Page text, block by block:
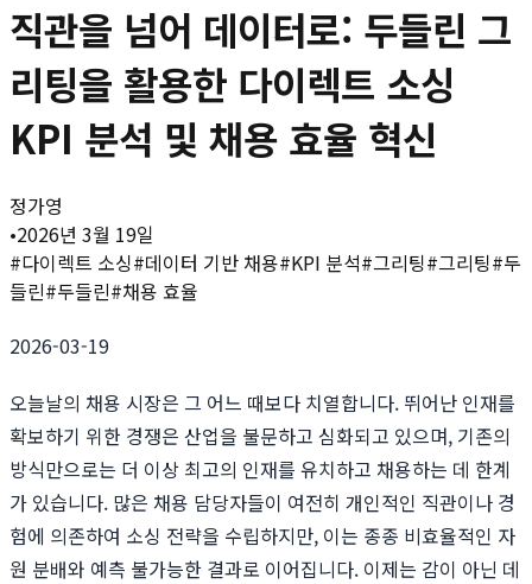
직관을 넘어 데이터로: 두들린 그
리팅을 활용한 다이렉트 소싱
KPI 분석 및 채용 효율 혁신
정가영
•2026년 3월 19일
#다이렉트 소싱#데이터 기반 채용#KPI 분석#그리팅#그리팅#두
들린#두들린#채용 효율
2026-03-19
오늘날의 채용 시장은 그 어느 때보다 치열합니다. 뛰어난 인재를
확보하기 위한 경쟁은 산업을 불문하고 심화되고 있으며, 기존의
방식만으로는 더 이상 최고의 인재를 유치하고 채용하는 데 한계
가 있습니다. 많은 채용 담당자들이 여전히 개인적인 직관이나 경
험에 의존하여 소싱 전략을 수립하지만, 이는 종종 비효율적인 자
원 분배와 예측 불가능한 결과로 이어집니다. 이제는 감이 아닌 데